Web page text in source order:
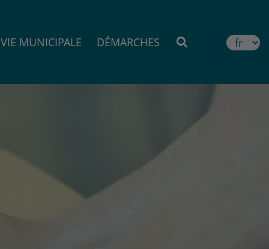
VIE MUNICIPALE DÉMARCHES MOTEUR DE